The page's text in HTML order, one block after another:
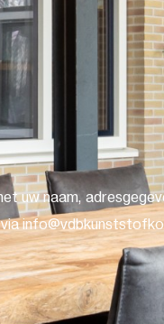
uw naam,